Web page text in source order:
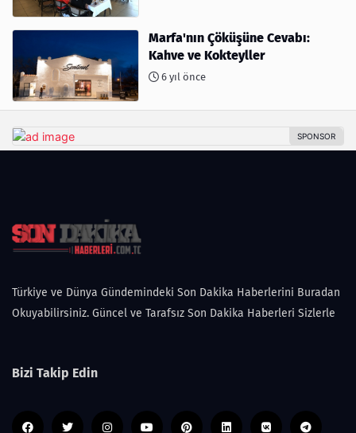
Marfa'nın Çöküşüne Cevabı:
Kahve ve Kokteyller
6 yıl önce
Türkiye ve Dünya Gündemindeki Son Dakika Haberlerini Buradan
Okuyabilirsiniz. Güncel ve Tarafsız Son Dakika Haberleri Sizlerle
Bizi Takip Edin